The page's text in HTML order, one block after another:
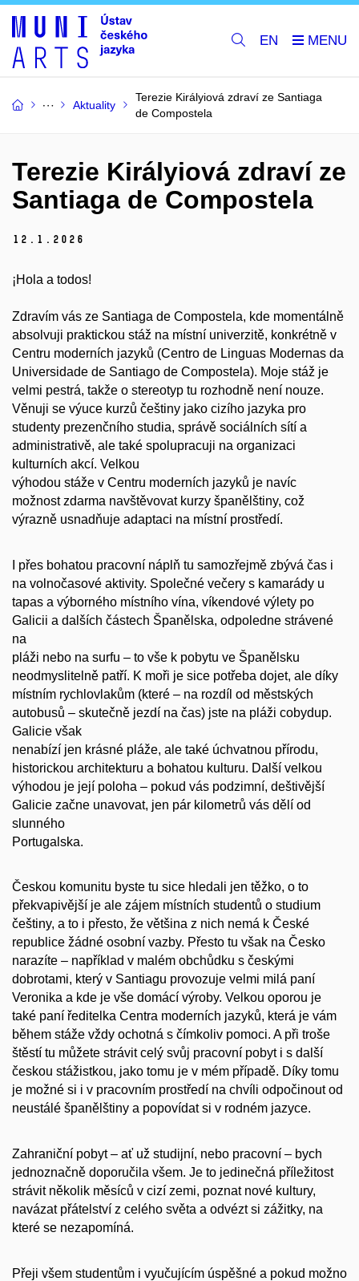
EN
Aktuality
Terezie Királyiová zdraví ze Santiaga
de Compostela
Terezie Királyiová zdraví ze
Santiaga de Compostela
12. 1. 2026
¡Hola a todos!
Zdravím vás ze Santiaga de Compostela, kde momentálně
absolvuji praktickou stáž na místní univerzitě, konkrétně v
Centru moderních jazyků (Centro de Linguas Modernas da
Universidade de Santiago de Compostela). Moje stáž je
velmi pestrá, takže o stereotyp tu rozhodně není nouze.
Věnuji se výuce kurzů češtiny jako cizího jazyka pro
studenty prezenčního studia, správě sociálních sítí a
administrativě, ale také spolupracuji na organizaci
kulturních akcí. Velkou
výhodou stáže v Centru moderních jazyků je navíc
možnost zdarma navštěvovat kurzy španělštiny, což
výrazně usnadňuje adaptaci na místní prostředí.
I přes bohatou pracovní náplň tu samozřejmě zbývá čas i
na volnočasové aktivity. Společné večery s kamarády u
tapas a výborného místního vína, víkendové výlety po
Galicii a dalších částech Španělska, odpoledne strávené
na
pláži nebo na surfu – to vše k pobytu ve Španělsku
neodmyslitelně patří. K moři je sice potřeba dojet, ale díky
místním rychlovlakům (které – na rozdíl od městských
autobusů – skutečně jezdí na čas) jste na pláži cobydup.
Galicie však
nenabízí jen krásné pláže, ale také úchvatnou přírodu,
historickou architekturu a bohatou kulturu. Další velkou
výhodou je její poloha – pokud vás podzimní, deštivější
Galicie začne unavovat, jen pár kilometrů vás dělí od
slunného
Portugalska.
Českou komunitu byste tu sice hledali jen těžko, o to
překvapivější je ale zájem místních studentů o studium
češtiny, a to i přesto, že většina z nich nemá k České
republice žádné osobní vazby. Přesto tu však na Česko
narazíte – například v malém obchůdku s českými
dobrotami, který v Santiagu provozuje velmi milá paní
Veronika a kde je vše domácí výroby. Velkou oporou je
také paní ředitelka Centra moderních jazyků, která je vám
během stáže vždy ochotná s čímkoliv pomoci. A při troše
štěstí tu můžete strávit celý svůj pracovní pobyt i s další
českou stážistkou, jako tomu je v mém případě. Díky tomu
je možné si i v pracovním prostředí na chvíli odpočinout od
neustálé španělštiny a popovídat si v rodném jazyce.
Zahraniční pobyt – ať už studijní, nebo pracovní – bych
jednoznačně doporučila všem. Je to jedinečná příležitost
strávit několik měsíců v cizí zemi, poznat nové kultury,
navázat přátelství z celého světa a odvézt si zážitky, na
které se nezapomíná.
Přeji všem studentům i vyučujícím úspěšné a pokud možno